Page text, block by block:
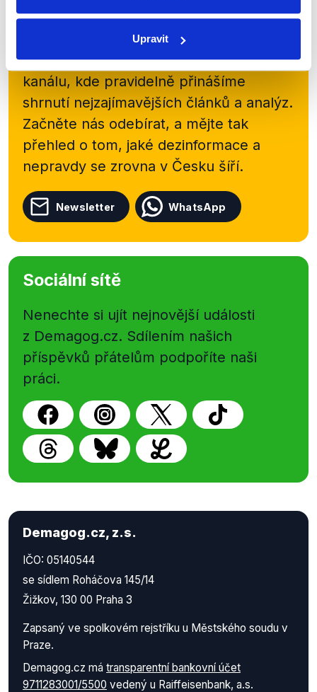
Upravit
Přihlaste se k odběru našeho
newsletteru nebowhatsappového
kanálu, kde pravidelně přinášíme
shrnutí nejzajímavějších článků a analýz.
Začněte nás odebírat, a mějte tak
přehled o tom, jaké dezinformace a
nepravdy se zrovna v Česku šíří.
Newsletter WhatsApp
Sociální sítě
Nenechte si ujít nejnovější události
z Demagog.cz. Sdílením našich
příspěvků přátelům podpoříte naši
práci.
Demagog.cz, z.s.
IČO: 05140544
se sídlem Roháčova 145/14
Žižkov, 130 00 Praha 3
Zapsaný ve spolkovém rejstříku u Městského soudu v
Praze.
Demagog.cz má transparentní bankovní účet
9711283001/5500 vedený u Raiffeisenbank, a.s.